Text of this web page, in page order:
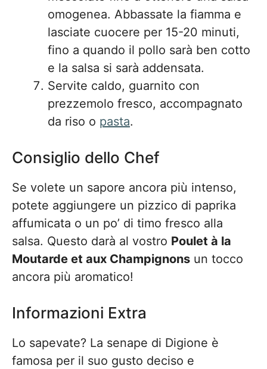
omogenea. Abbassate la fiamma e
lasciate cuocere per 15-20 minuti,
fino a quando il pollo sarà ben cotto
e la salsa si sarà addensata.
Servite caldo, guarnito con
prezzemolo fresco, accompagnato
da riso o pasta.
Consiglio dello Chef
Se volete un sapore ancora più intenso,
potete aggiungere un pizzico di paprika
affumicata o un po’ di timo fresco alla
salsa. Questo darà al vostro Poulet à la
Moutarde et aux Champignons un tocco
ancora più aromatico!
Informazioni Extra
Lo sapevate? La senape di Digione è
famosa per il suo gusto deciso e